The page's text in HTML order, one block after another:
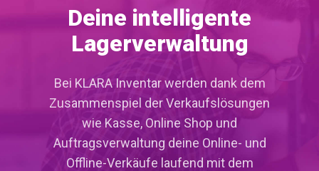
Deine intelligente
Lagerverwaltung
Bei KLARA Inventar werden dank dem
Zusammenspiel der Verkaufslösungen
wie Kasse, Online Shop und
Auftragsverwaltung deine Online- und
Offline-Verkäufe laufend mit dem